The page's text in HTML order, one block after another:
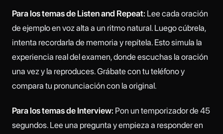
Para los temas de Listen and Repeat: Lee cada oración
de ejemplo en voz alta a un ritmo natural. Luego cúbrela,
intenta recordarla de memoria y repítela. Esto simula la
experiencia real del examen, donde escuchas la oración
una vez y la reproduces. Grábate con tu teléfono y
compara tu pronunciación con la original.
Para los temas de Interview: Pon un temporizador de 45
segundos. Lee una pregunta y empieza a responder en